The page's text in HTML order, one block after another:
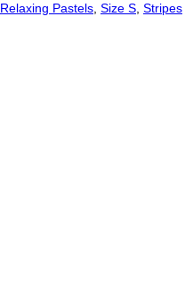
Relaxing Pastels, Size S, Stripes